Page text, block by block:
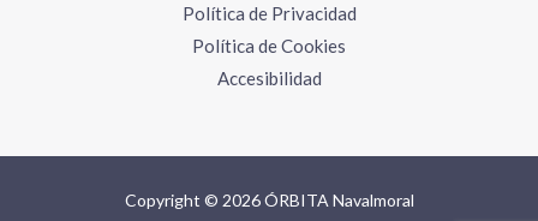
Política de Privacidad
Política de Cookies
Accesibilidad
Copyright © 2026 ÓRBITA Navalmoral